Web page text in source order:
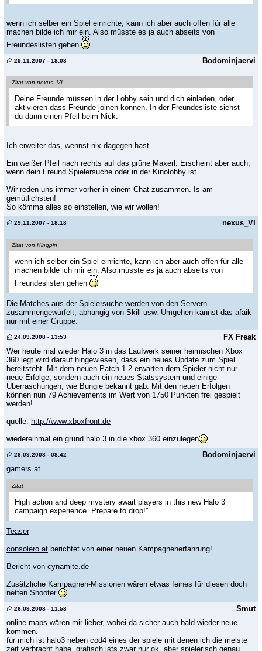
wenn ich selber ein Spiel einrichte, kann ich aber auch offen für alle
machen bilde ich mir ein. Also müsste es ja auch abseits von
Freundeslisten gehen
Bodominjaervi
29.11.2007 - 18:03
Zitat von nexus_VI
Deine Freunde müssen in der Lobby sein und dich einladen, oder
aktivieren dass Freunde joinen können. In der Freundesliste siehst
du dann einen Pfeil beim Nick.
Ich erweiter das, wennst nix dagegen hast.
Ein weißer Pfeil nach rechts auf das grüne Maxerl. Erscheint aber auch,
wenn dein Freund Spielersuche oder in der Kinolobby ist.
Wir reden uns immer vorher in einem Chat zusammen. Is am
gemütlichsten!
So kömma alles so einstellen, wie wir wollen!
nexus_VI
29.11.2007 - 18:18
Zitat von Kingpin
wenn ich selber ein Spiel einrichte, kann ich aber auch offen für alle
machen bilde ich mir ein. Also müsste es ja auch abseits von
Freundeslisten gehen
Die Matches aus der Spielersuche werden von den Servern
zusammengewürfelt, abhängig von Skill usw. Umgehen kannst das afaik
nur mit einer Gruppe.
FX Freak
24.09.2008 - 13:53
Wer heute mal wieder Halo 3 in das Laufwerk seiner heimischen Xbox
360 legt wird darauf hingewiesen, dass ein neues Update zum Spiel
bereitsteht. Mit dem neuen Patch 1.2 erwarten dem Spieler nicht nur
neue Erfolge, sondern auch ein neues Statssystem und einige
Überraschungen, wie Bungie bekannt gab. Mit den neuen Erfolgen
können nun 79 Achievements im Wert von 1750 Punkten frei gespielt
werden!
quelle: http://www.xboxfront.de
wiedereinmal ein grund halo 3 in die xbox 360 einzulegen
Bodominjaervi
26.09.2008 - 08:42
gamers.at
Zitat
High action and deep mystery await players in this new Halo 3
campaign experience. Prepare to drop!"
Teaser
consolero.at berichtet von einer neuen Kampagnenerfahrung!
Bericht von cynamite.de
Zusätzliche Kampagnen-Missionen wären etwas feines für diesen doch
netten Shooter
Smut
26.09.2008 - 11:58
online maps wären mir lieber, wobei da sicher auch bald wieder neue
kommen.
für mich ist halo3 neben cod4 eines der spiele mit denen ich die meiste
zeit verbracht habe. grafisch ists zwar nur ok, aber spielerisch genau